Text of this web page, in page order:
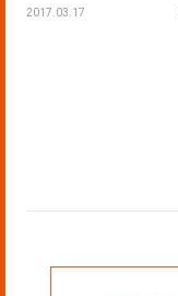
2017.03.17